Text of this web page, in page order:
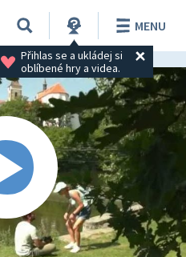
Přihlas se a ukládej si
oblíbené hry a videa.
MENU